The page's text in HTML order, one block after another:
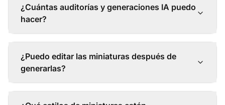
¿Cuántas auditorías y generaciones IA puedo
hacer?
¿Puedo editar las miniaturas después de
generarlas?